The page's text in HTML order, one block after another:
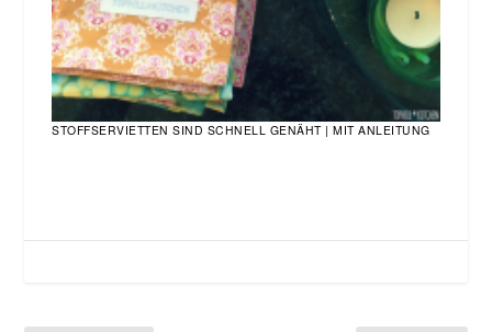
STOFFSERVIETTEN SIND SCHNELL GENÄHT | MIT ANLEITUNG